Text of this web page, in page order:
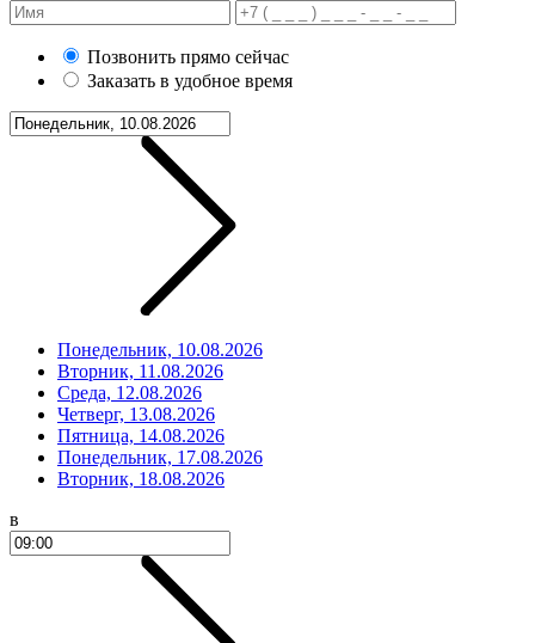
Позвонить прямо сейчас
Заказать в удобное время
Понедельник, 10.08.2026
Вторник, 11.08.2026
Среда, 12.08.2026
Четверг, 13.08.2026
Пятница, 14.08.2026
Понедельник, 17.08.2026
Вторник, 18.08.2026
в